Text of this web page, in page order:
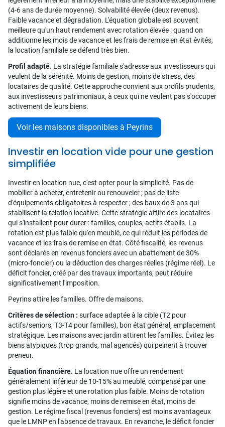
(4-6 ans de durée moyenne). Solvabilité élevée (deux revenus).
Faible vacance et dégradation. L'équation globale est souvent
meilleure qu'un haut rendement avec rotation élevée : quand on
additionne les mois de vacance et les frais de remise en état évités,
la location familiale se défend très bien.
Profil adapté. La stratégie familiale s'adresse aux investisseurs qui
veulent de la sérénité. Moins de gestion, moins de stress, des
locataires de qualité. Cette approche convient aux profils prudents,
aux investisseurs patrimoniaux, à ceux qui ne veulent pas s'occuper
activement de leurs biens.
Voir les maisons disponibles à Peyrins
Investir en location vide pour une gestion
simplifiée
Investir en location nue, c'est opter pour la simplicité. Pas de
mobilier à acheter, entretenir ou renouveler ; pas de liste
d'équipements obligatoires à respecter ; des baux de 3 ans qui
stabilisent la relation locative. Cette stratégie attire des locataires
qui s'installent pour durer : familles, couples, actifs établis. La
rotation est plus faible qu'en meublé, ce qui réduit les périodes de
vacance et les frais de remise en état. Côté fiscalité, les revenus
sont déclarés en revenus fonciers avec un abattement de 30%
(micro-foncier) ou la déduction des charges réelles (régime réel). Le
déficit foncier, créé par des travaux importants, peut réduire
significativement l'imposition.
Peyrins attire les familles. Offre de maisons.
Critères de sélection : surface adaptée à la cible (T2 pour
actifs/seniors, T3-T4 pour familles), bon état général, emplacement
stratégique. Les maisons avec jardin attirent les familles. Évitez les
biens atypiques (trop grands, mal agencés) qui peinent à trouver
preneur.
Équation financière. La location nue offre un rendement
généralement inférieur de 10-15% au meublé, compensé par une
gestion plus légère et une rotation plus faible. Moins de rotation
signifie moins de vacance, moins de remise en état, moins de
gestion. Le régime fiscal (revenus fonciers) est moins avantageux
que le LMNP en l'absence de travaux. En revanche, le déficit foncier